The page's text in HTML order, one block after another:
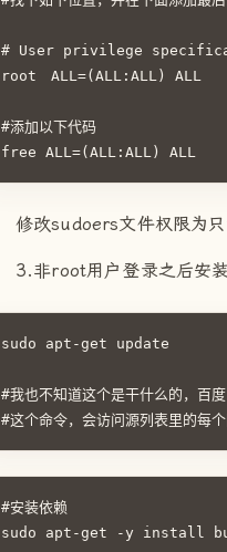
# User privilege
root　ALL=(ALL:ALL) ALL
#添加以下代码
free ALL=(ALL:ALL) ALL
修改sudoers文件权限为
3.非root用户登录之后安
sudo apt-get update
#我也不知道这个是干什么的，百
#这个命令，会访问源列表里的每
#安装依赖
sudo apt-get -y install